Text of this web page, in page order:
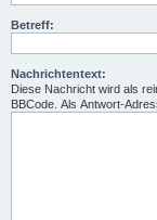
Betreff:
Nachrichtentext:
Diese Nachricht wird als
BBCode. Als Antwort-